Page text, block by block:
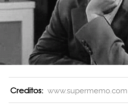
Creditos: www.supermemo.com